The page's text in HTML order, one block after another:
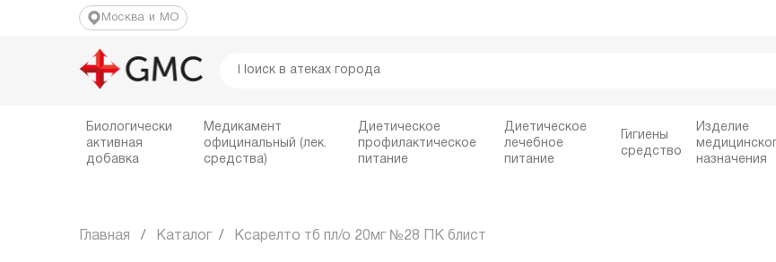
Москва и МО
Биологически
активная
добавка
Медикамент
официнальный (лек.
средства)
Диетическое
профилактическое
питание
Диетическое
лечебное
питание
Гигиены
средство
Изделие
назначения
Главная Каталог Ксарелто тб пл/о 20мг №28 ПК блист